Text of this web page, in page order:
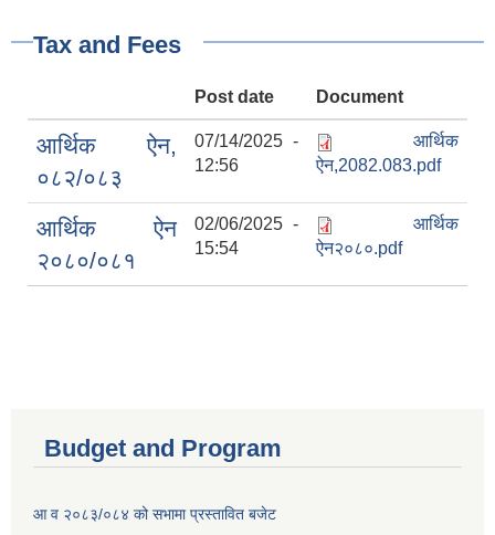
Tax and Fees
Post date Document
आर्थिक ऐन,
०८२/०८३
07/14/2025 -
12:56
आर्थिक
ऐन,2082.083.pdf
आर्थिक ऐन
२०८०/०८१
02/06/2025 -
15:54
आर्थिक
ऐन२०८०.pdf
Budget and Program
आ व २०८३/०८४ को सभामा प्रस्तावित बजेट